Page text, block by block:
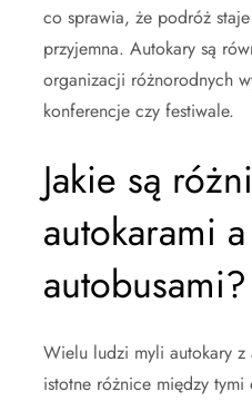
co sprawia, że podróż
przyjemna. Autokary są
organizacji różnorodnych
konferencje czy festiwale.
Jakie są
autokarami a
autobusami?
Wielu ludzi myli autokary z
istotne różnice między